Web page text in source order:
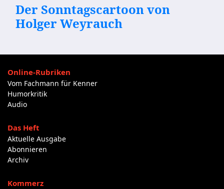
Der Sonntagscartoon von
Holger Weyrauch
Online-Rubriken
Vom Fachmann für Kenner
Humorkritik
Audio
Das Heft
Aktuelle Ausgabe
Abonnieren
Archiv
Kommerz